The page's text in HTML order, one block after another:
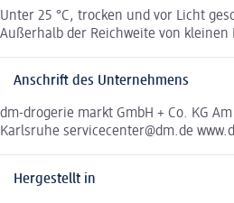
Unter 25 °C, trocken und vor Licht
Außerhalb der Reichweite von
Anschrift des Unternehmens
dm-drogerie markt GmbH + Co. KG
Karlsruhe servicecenter@dm.de
Hergestellt in